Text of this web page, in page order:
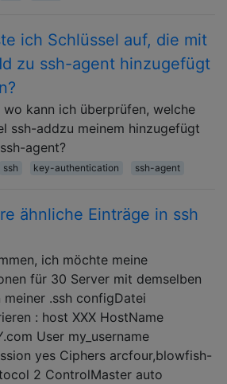
ich Schlüssel auf, die mit
zu ssh-agent hinzugefügt
wo kann ich überprüfen, welche
ssh-addzu meinem hinzugefügt
agent?
ssh key-authentication ssh-agent
ähnliche Einträge in ssh
ich möchte meine
für 30 Server mit demselben
meiner .ssh configDatei
: host XXX HostName
User my_username
yes Ciphers arcfour,blowfish-
2 ControlMaster auto